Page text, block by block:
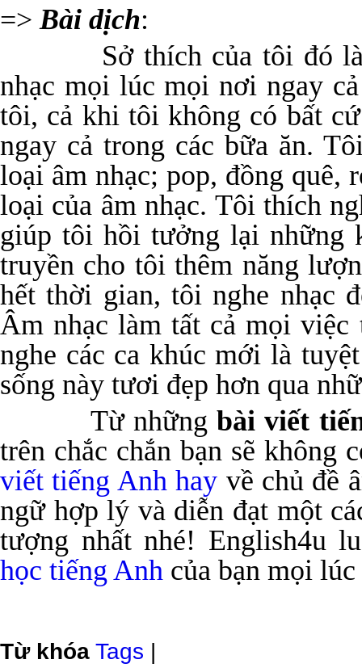
=>Bài dịch:
Sở thích của tôi đó là
nhạc mọi lúc mọi nơi ngay
tôi, cả khi tôi không có bất
ngay cả trong các bữa ăn.
loại âm nhạc; pop, đồng quê,
loại của âm nhạc. Tôi thích
giúp tôi hồi tưởng lại những
truyền cho tôi thêm năng
hết thời gian, tôi nghe nhạc
Âm nhạc làm tất cả mọi
nghe các ca khúc mới là
sống này tươi đẹp hơn qua
Từ những bài viết
trên chắc chắn bạn sẽ
viết tiếng Anh hay về chủ đề
ngữ hợp lý và diễn đạt một
tượng nhất nhé! English4u
học tiếng Anh của bạn mọi
Từ khóa Tags |